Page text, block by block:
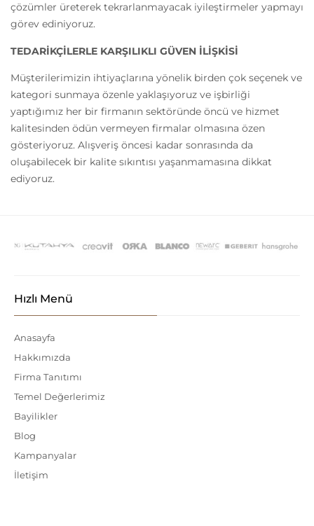
çözümler üreterek tekrarlanmayacak iyileştirmeler yapmayı
görev ediniyoruz.
TEDARİKÇİLERLE KARŞILIKLI GÜVEN İLİŞKİSİ
Müşterilerimizin ihtiyaçlarına yönelik birden çok seçenek ve
kategori sunmaya özenle yaklaşıyoruz ve işbirliği
yaptığımız her bir firmanın sektöründe öncü ve hizmet
kalitesinden ödün vermeyen firmalar olmasına özen
gösteriyoruz. Alışveriş öncesi kadar sonrasında da
oluşabilecek bir kalite sıkıntısı yaşanmamasına dikkat
ediyoruz.
Hızlı Menü
Anasayfa
Hakkımızda
Firma Tanıtımı
Temel Değerlerimiz
Bayilikler
Blog
Kampanyalar
İletişim